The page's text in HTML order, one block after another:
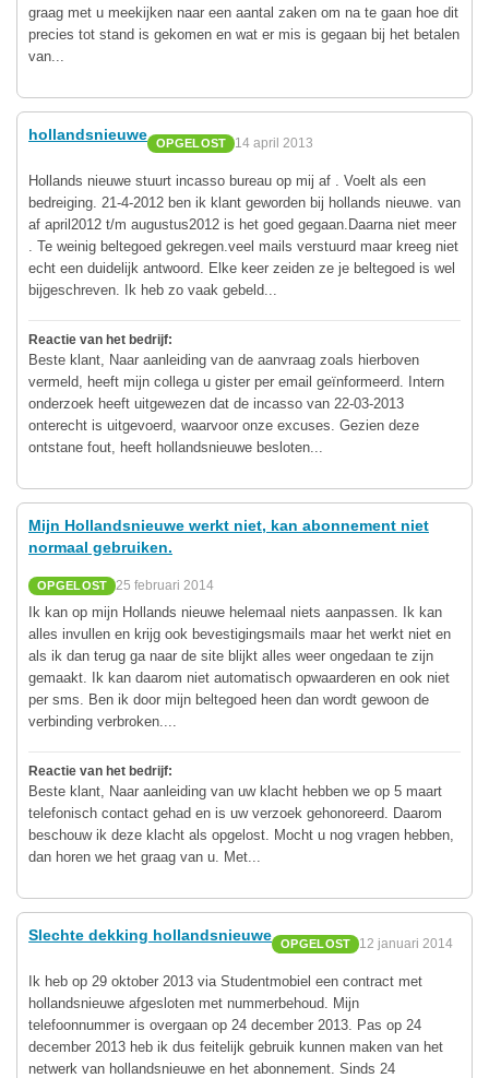
graag met u meekijken naar een aantal zaken om na te gaan hoe dit
precies tot stand is gekomen en wat er mis is gegaan bij het betalen
van...
hollandsnieuwe OPGELOST 14 april 2013
Hollands nieuwe stuurt incasso bureau op mij af . Voelt als een
bedreiging. 21-4-2012 ben ik klant geworden bij hollands nieuwe. van
af april2012 t/m augustus2012 is het goed gegaan.Daarna niet meer
. Te weinig beltegoed gekregen.veel mails verstuurd maar kreeg niet
echt een duidelijk antwoord. Elke keer zeiden ze je beltegoed is wel
bijgeschreven. Ik heb zo vaak gebeld...
Reactie van het bedrijf:
Beste klant, Naar aanleiding van de aanvraag zoals hierboven
vermeld, heeft mijn collega u gister per email geïnformeerd. Intern
onderzoek heeft uitgewezen dat de incasso van 22-03-2013
onterecht is uitgevoerd, waarvoor onze excuses. Gezien deze
ontstane fout, heeft hollandsnieuwe besloten...
Mijn Hollandsnieuwe werkt niet, kan abonnement niet
normaal gebruiken.
OPGELOST 25 februari 2014
Ik kan op mijn Hollands nieuwe helemaal niets aanpassen. Ik kan
alles invullen en krijg ook bevestigingsmails maar het werkt niet en
als ik dan terug ga naar de site blijkt alles weer ongedaan te zijn
gemaakt. Ik kan daarom niet automatisch opwaarderen en ook niet
per sms. Ben ik door mijn beltegoed heen dan wordt gewoon de
verbinding verbroken....
Reactie van het bedrijf:
Beste klant, Naar aanleiding van uw klacht hebben we op 5 maart
telefonisch contact gehad en is uw verzoek gehonoreerd. Daarom
beschouw ik deze klacht als opgelost. Mocht u nog vragen hebben,
dan horen we het graag van u. Met...
Slechte dekking hollandsnieuwe OPGELOST 12 januari 2014
Ik heb op 29 oktober 2013 via Studentmobiel een contract met
hollandsnieuwe afgesloten met nummerbehoud. Mijn
telefoonnummer is overgaan op 24 december 2013. Pas op 24
december 2013 heb ik dus feitelijk gebruik kunnen maken van het
netwerk van hollandsnieuwe en het abonnement. Sinds 24